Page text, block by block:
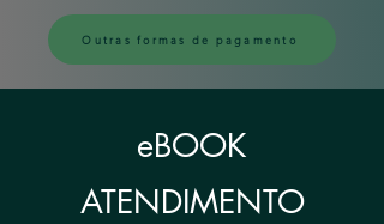
Outras formas de pagamento
eBOOK
ATENDIMENTO